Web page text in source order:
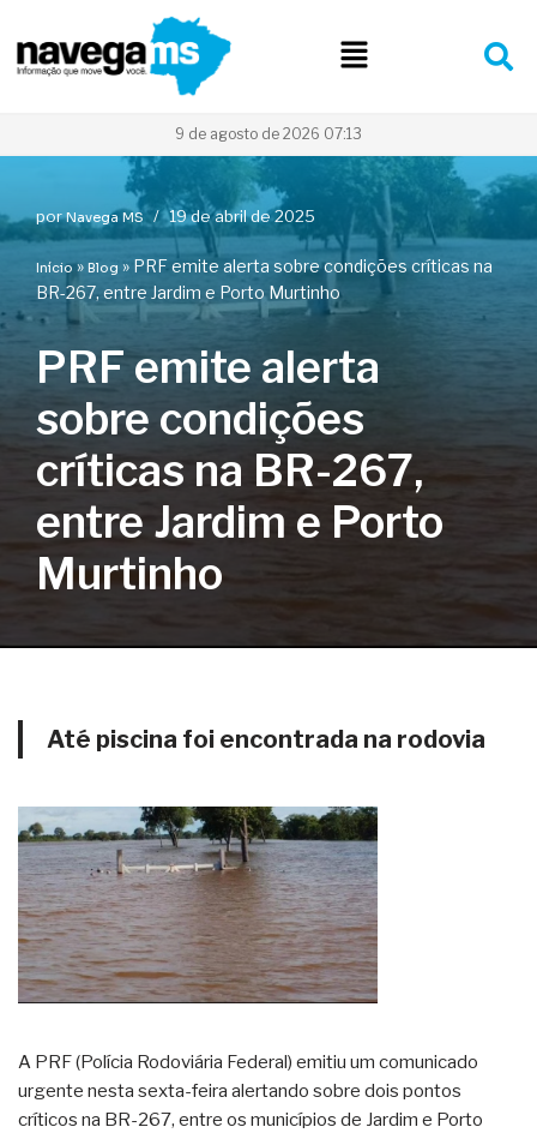
Pular
para
9 de agosto de 2026 07:13
porNavega MS 19 de abril de 2025
Início» Blog » PRF emite alerta sobre condições críticas na
BR-267, entre Jardim e Porto Murtinho
PRF emite alerta
sobre condições
críticas na BR-267,
entre Jardim e Porto
Murtinho
Até piscina foi encontrada na rodovia
A PRF (Polícia Rodoviária Federal) emitiu um comunicado
urgente nesta sexta-feira alertando sobre dois pontos
críticos na BR-267, entre os municípios de Jardim e Porto